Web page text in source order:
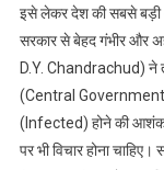
इसे लेकर देश की सबसे बड़ी
सरकार से बेहद गंभीर और
D.Y. Chandrachud) ने
(Central Government)
(Infected) होने की
पर भी विचार होना